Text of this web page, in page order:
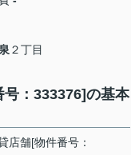
２丁目
：333376]の基本
舗[物件番号：